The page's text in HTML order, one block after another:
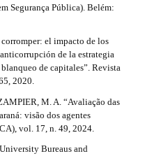
Segurança Pública). Belém:
el impacto de los
de la estrategia
de capitales”. Revista
2020.
M. A. “Avaliação das
visão dos agentes
vol. 17, n. 49, 2024.
Bureaus and